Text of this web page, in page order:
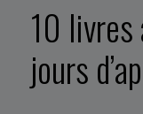
10 livres
jours